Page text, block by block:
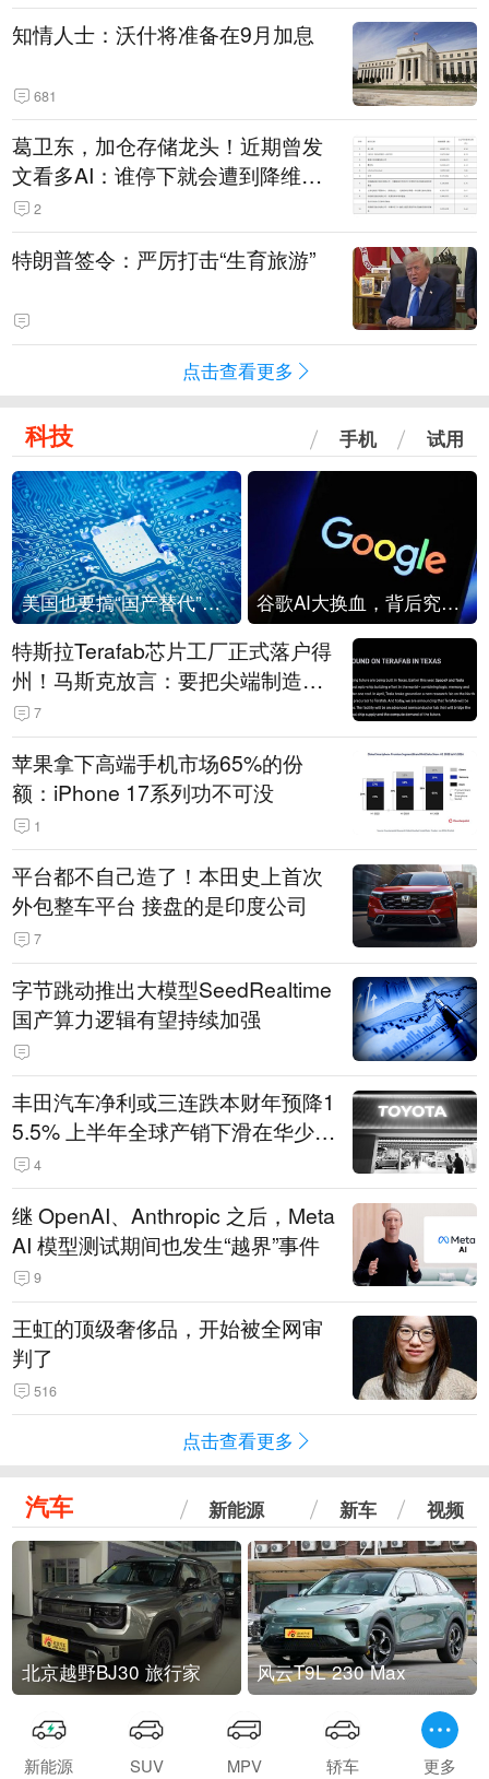
知情人士：沃什将准备在9月加息
681
葛卫东，加仓存储龙头！近期曾发
文看多AI：谁停下就会遭到降维打
击 2
特朗普签令：严厉打击“生育旅游”
点击查看更多
科技 手机 试用
美国也要搞“国产替代”？先算清三笔账 谷歌AI大换血，背后究竟发生了什么？
特斯拉Terafab芯片工厂正式落户得
州！马斯克放言：要把尖端制造带
回美国
7
苹果拿下高端手机市场65%的份
额：iPhone 17系列功不可没
1
平台都不自己造了！本田史上首次
外包整车平台 接盘的是印度公司
7
字节跳动推出大模型SeedRealtime
国产算力逻辑有望持续加强
丰田汽车净利或三连跌本财年预降1
5.5% 上半年全球产销下滑在华少卖
14.3万辆
4
继 OpenAI、Anthropic 之后，Meta
AI 模型测试期间也发生“越界”事件
9
王虹的顶级奢侈品，开始被全网审
判了
516
点击查看更多
汽车 新能源 新车 视频
北京越野BJ30 旅行家 风云T9L 230 Max
新能源 SUV MPV 轿车 更多